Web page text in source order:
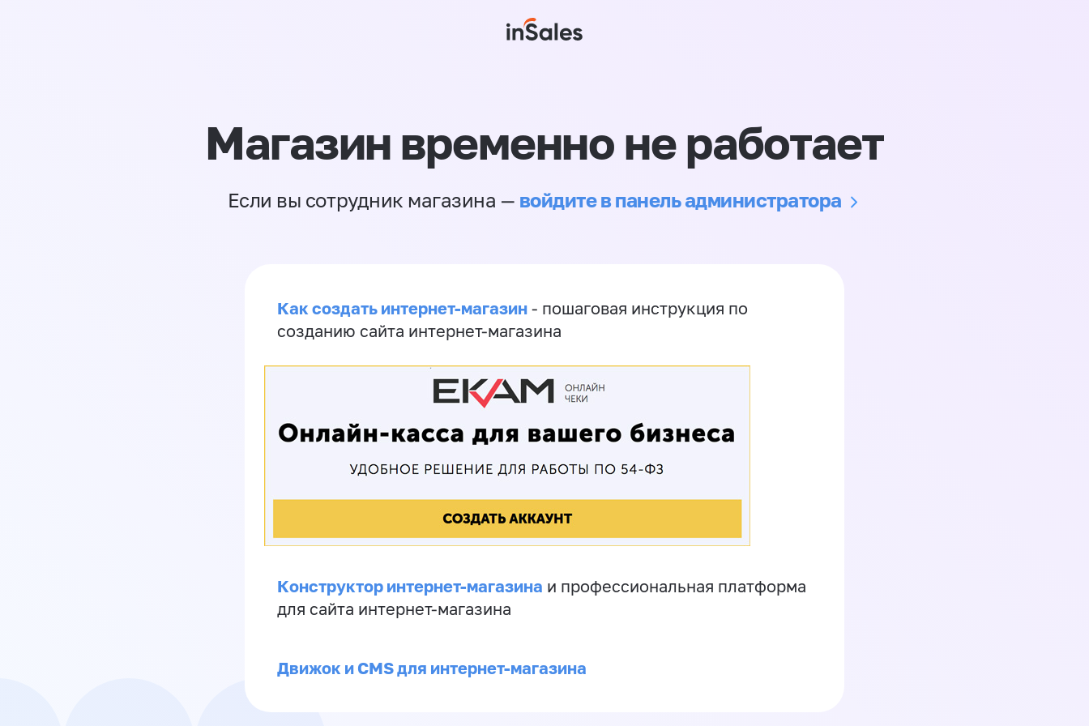
Магазин временно не работает
Если вы сотрудник магазина — войдите в панель администратора
Как создать интернет-магазин - пошаговая инструкция по
созданию сайта интернет-магазина
Конструктор интернет-магазина и профессиональная платформа
для сайта интернет-магазина
Движок и CMS для интернет-магазина